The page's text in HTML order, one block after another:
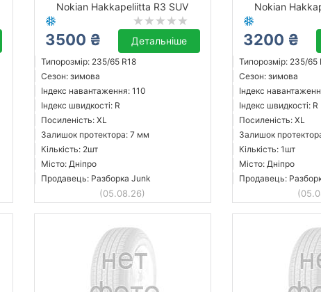
Nokian Hakkapeliitta R3 SUV
3500 ₴ Детальніше
Типорозмір: 235/65 R18
Сезон: зимова
Індекс навантаження: 110
Індекс швидкості: R
Посиленість: XL
Залишок протектора: 7 мм
Кількість: 2шт
Місто: Дніпро
Продавець: Разборка Junk
(05.08.26)
Nokian
3200 ₴
Типорозмір: 235/65
Сезон: зимова
Індекс
Індекс швидкості: R
Посиленість: XL
Залишок
Кількість: 1шт
Місто: Дніпро
Продавець: